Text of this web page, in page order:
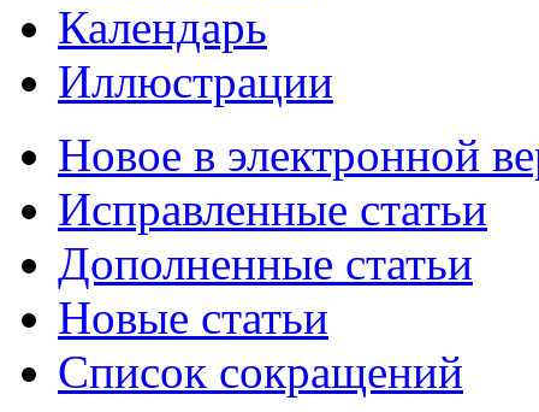
Календарь
Иллюстрации
Новое в электронной
Исправленные статьи
Дополненные статьи
Новые статьи
Список сокращений